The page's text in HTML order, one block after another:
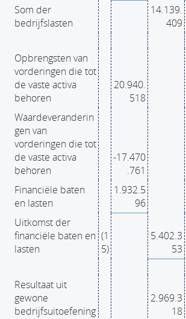
Som der
bedrijfslasten
14.139.
409
Opbrengsten van
vorderingen die tot
de vaste activa
behoren
20.940.
518
Waardeveranderin
gen van
vorderingen die tot
de vaste activa
behoren
-17.470
.761
Financiële baten
en lasten
1.932.5
96
Uitkomst der
financiële baten en
lasten
(1
5)
5.402.3
53
Resultaat uit
gewone
bedrijfsuitoefening
2.969.3
18